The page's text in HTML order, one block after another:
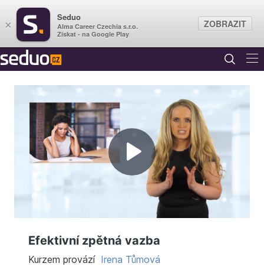
Přehrát
video
Efektivní zpětná vazba
Kurzem provází Irena Tůmová
×
Seduo
Alma Career Czechia s.r.o.
Získat - na Google Play
ZOBRAZIT